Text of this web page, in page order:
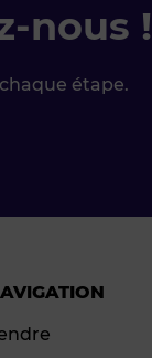
nous !
étape.